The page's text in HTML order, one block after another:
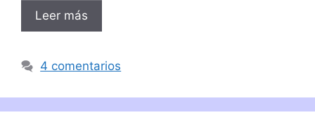
Leer más
4 comentarios